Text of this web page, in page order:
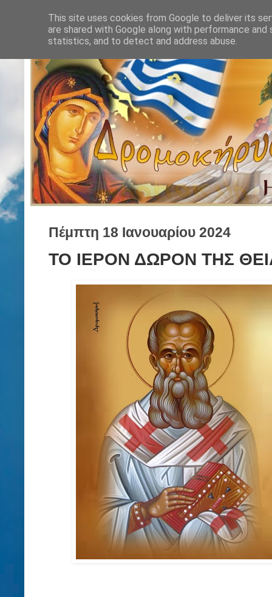
Πέμπτη 18 Ιανουαρίου 2024
ΤΟ ΙΕΡΟΝ ΔΩΡΟΝ ΤΗΣ
This site uses cookies from Google to deliver its
are shared with Google along with performance
statistics, and to detect and address abuse.